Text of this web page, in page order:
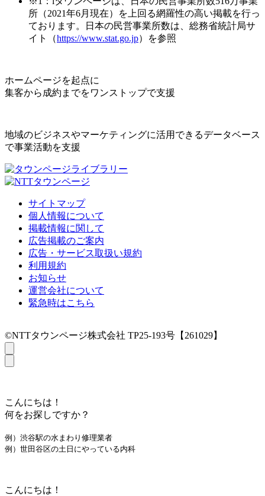
所（2021年6月現在）を上回る網羅性の高い掲載を行っ
ております。日本の民営事業所数は、総務省統計局サ
イト（https://www.stat.go.jp）を参照
ホームページを起点に
集客から成約までをワンストップで支援
地域のビジネスやマーケティングに活用できるデータベース
で事業活動を支援
サイトマップ
個人情報について
掲載情報に関して
広告掲載のご案内
広告・サービス取扱い規約
利用規約
お知らせ
運営会社について
緊急時はこちら
©NTTタウンページ株式会社 TP25-193号【261029】
こんにちは！
何をお探しですか？
例）渋谷駅の水まわり修理業者
例）世田谷区の土日にやっている内科
こんにちは！